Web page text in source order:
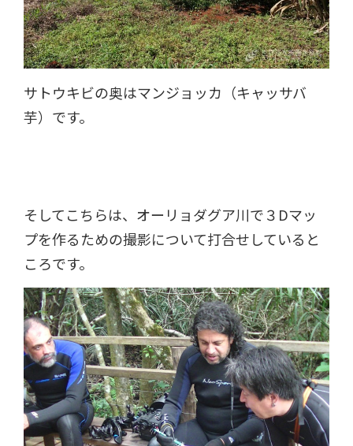
サトウキビの奥はマンジョッカ（キャッサバ
芋）です。
そしてこちらは、オーリョダグア川で３Dマッ
プを作るための撮影について打合せしていると
ころです。